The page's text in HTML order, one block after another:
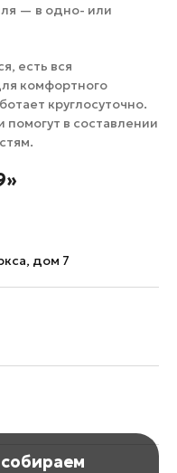
— в одно- или
есть вся
комфортного
круглосуточно.
в составлении
дом 7